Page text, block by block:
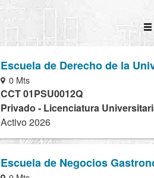
Escuela de Derecho de la
0 Mts
CCT 01PSU0012Q
Privado - Licenciatura
Activo 2026
Escuela de Negocios